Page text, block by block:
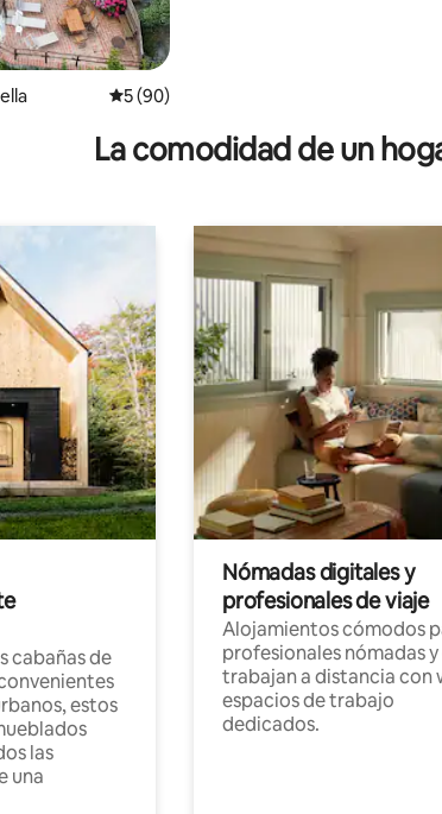
Calificación promedio: 5 de 5, 90 reseñas
5 (90)
La comodidad de un
cabañas de
estos
las
una
Nómadas digitales y
profesionales de viaje
Alojamientos cómodos
profesionales nómadas
trabajan a distancia con
espacios de trabajo
dedicados.